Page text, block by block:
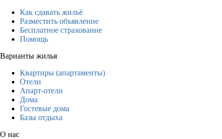
Как сдавать жильё
Разместить объявление
Бесплатное страхование
Помощь
Варианты жилья
Квартиры (апартаменты)
Отели
Апарт-отели
Дома
Гостевые дома
Базы отдыха
О нас